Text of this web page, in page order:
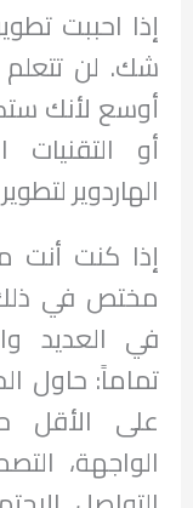
إذا احببت
شك. لن
أوسع لأنك
أو التقنيات
الهاردوير
إذا كنت أنت
مختص في
في العديد
تماماً: حاول
على الأقل
الواجهة،